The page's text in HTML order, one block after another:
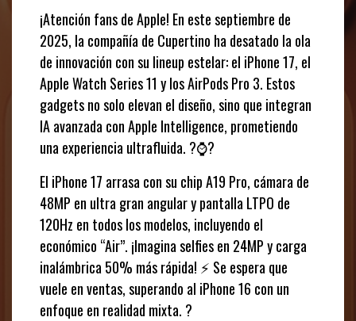
¡Atención fans de Apple! En este septiembre de
2025, la compañía de Cupertino ha desatado la ola
de innovación con su lineup estelar: el iPhone 17, el
Apple Watch Series 11 y los AirPods Pro 3. Estos
gadgets no solo elevan el diseño, sino que integran
IA avanzada con Apple Intelligence, prometiendo
una experiencia ultrafluida. ?⌚?
El iPhone 17 arrasa con su chip A19 Pro, cámara de
48MP en ultra gran angular y pantalla LTPO de
120Hz en todos los modelos, incluyendo el
económico “Air”. ¡Imagina selfies en 24MP y carga
inalámbrica 50% más rápida! ⚡ Se espera que
vuele en ventas, superando al iPhone 16 con un
enfoque en realidad mixta. ?